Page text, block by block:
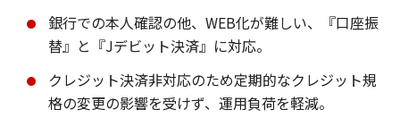
銀行での本人確認の他、WEB化が難しい、『口座振
替』と『Jデビット決済』に対応。
クレジット決済非対応のため定期的なクレジット規
格の変更の影響を受けず、運用負荷を軽減。